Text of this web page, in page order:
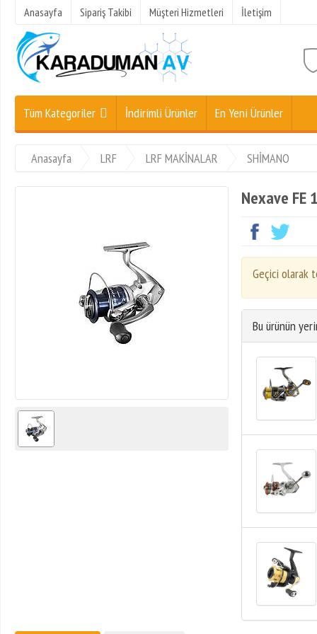
Anasayfa Sipariş Takibi Müşteri Hizmetleri İletişim
Tüm Kategoriler İndirimli Ürünler En Yeni Ürünler
Anasayfa LRF LRF MAKİNALAR SHİMANO
Nexave FE
Geçici olarak
Bu ürünün